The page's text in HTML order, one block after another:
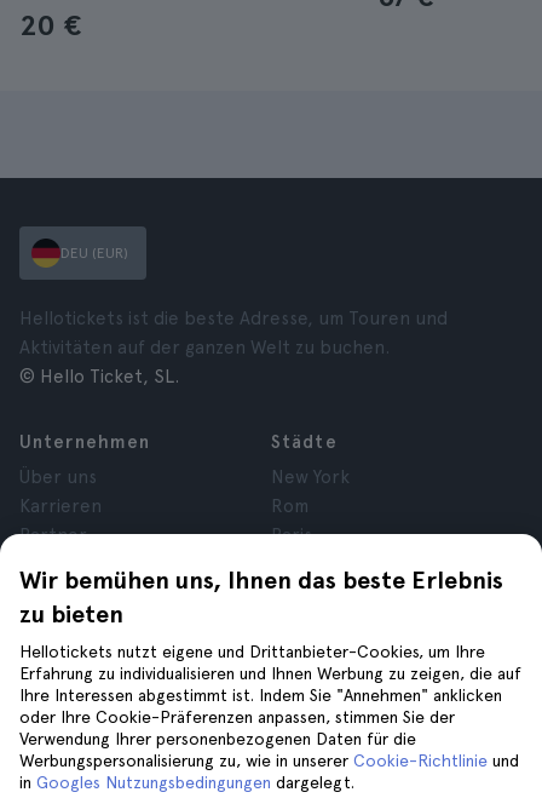
20 €
Wir bemühen uns, Ihnen das beste Erlebnis
zu bieten
Hellotickets nutzt eigene und Drittanbieter-Cookies, um Ihre
Erfahrung zu individualisieren und Ihnen Werbung zu zeigen, die auf
Ihre Interessen abgestimmt ist. Indem Sie "Annehmen" anklicken
oder Ihre Cookie-Präferenzen anpassen, stimmen Sie der
Verwendung Ihrer personenbezogenen Daten für die
Werbungspersonalisierung zu, wie in unserer Cookie-Richtlinie und
in Googles Nutzungsbedingungen dargelegt.
DEU (EUR)
Hellotickets ist die beste Adresse, um Touren und
Aktivitäten auf der ganzen Welt zu buchen.
© Hello Ticket, SL.
Unternehmen
Über uns
Karrieren
Partner
Datenschutz
Allgemeine
Geschäftsbedingungen
Cookies
Impressum
Städte
New York
Rom
Paris
Granada
Teneriffa
Hilfe Folge uns auf